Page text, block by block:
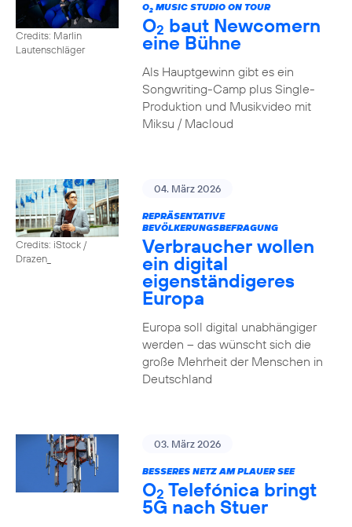
Credits: Marlin
Lautenschläger
O2MUSIC STUDIO ON TOUR
O2 baut Newcomern
eine Bühne
Als Hauptgewinn gibt es ein
Songwriting-Camp plus Single-
Produktion und Musikvideo mit
Miksu / Macloud
Credits: iStock /
Drazen_
04. März 2026
REPRÄSENTATIVE
BEVÖLKERUNGSBEFRAGUNG
Verbraucher wollen
ein digital
eigenständigeres
Europa
Europa soll digital unabhängiger
werden – das wünscht sich die
große Mehrheit der Menschen in
Deutschland
03. März 2026
BESSERES NETZ AM PLAUER SEE
O2 Telefónica bringt
5G nach Stuer